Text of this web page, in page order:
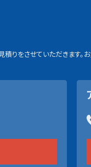
りをさせていただきます。